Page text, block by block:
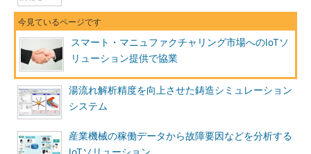
スマート・マニュファクチャリング市場へのIoTソ
リューション提供で協業
湯流れ解析精度を向上させた鋳造シミュレーション
システム
産業機械の稼働データから故障要因などを分析する